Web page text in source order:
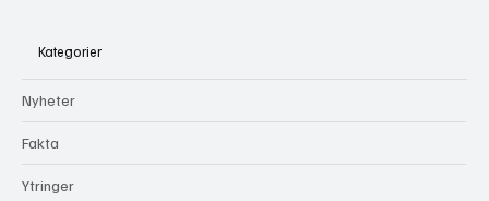
Kategorier
Nyheter
Fakta
Ytringer